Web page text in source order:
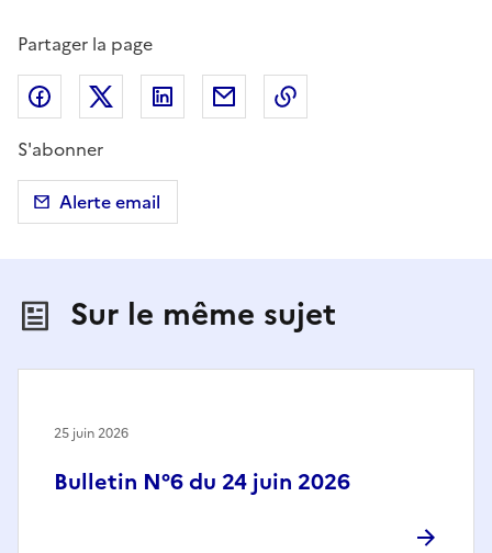
Partager la page
Partager sur Facebook
Partager sur X (anciennement Twitter)
Partager sur LinkedIn
Partager par email
S'abonner
Alerte email
Sur le même sujet
Bulletin N°6 du 24 juin 2026
25 juin 2026